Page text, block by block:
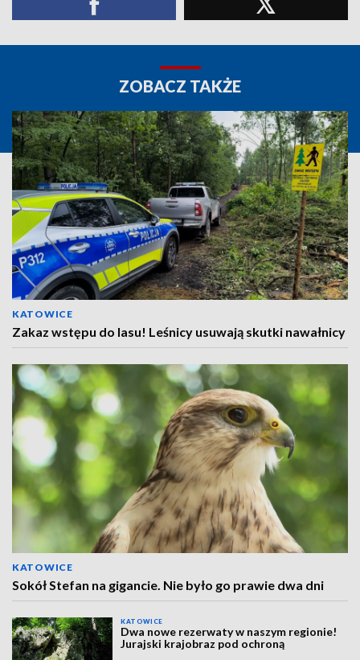
ZOBACZ TAKŻE
KATOWICE
Zakaz wstępu do lasu! Leśnicy usuwają skutki nawałnicy
KATOWICE
Sokół Stefan na gigancie. Nie było go prawie dwa dni
KATOWICE
Dwa nowe rezerwaty w naszym regionie!
Jurajski krajobraz pod ochroną